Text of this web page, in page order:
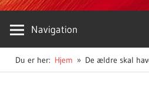
Navigation
Du er her: Hjem De ældre skal